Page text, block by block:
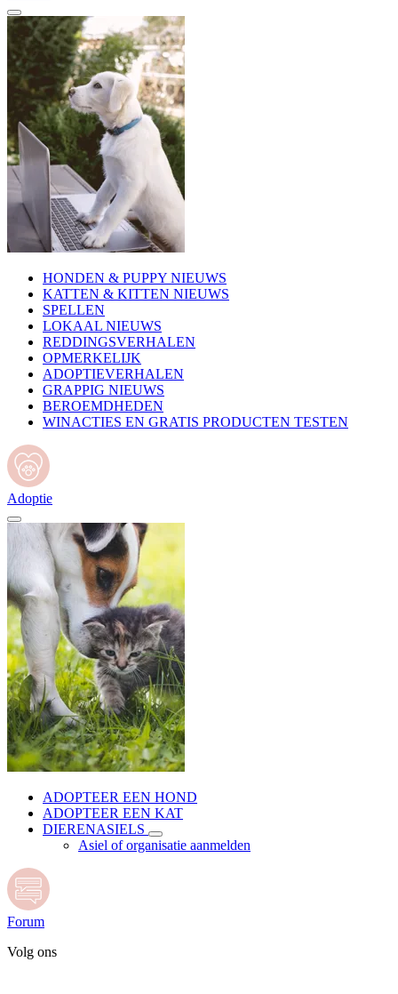
HONDEN & PUPPY NIEUWS
KATTEN & KITTEN NIEUWS
SPELLEN
LOKAAL NIEUWS
REDDINGSVERHALEN
OPMERKELIJK
ADOPTIEVERHALEN
GRAPPIG NIEUWS
BEROEMDHEDEN
WINACTIES EN GRATIS PRODUCTEN TESTEN
Adoptie
ADOPTEER EEN HOND
ADOPTEER EEN KAT
DIERENASIELS
Asiel of organisatie aanmelden
Forum
Volg ons